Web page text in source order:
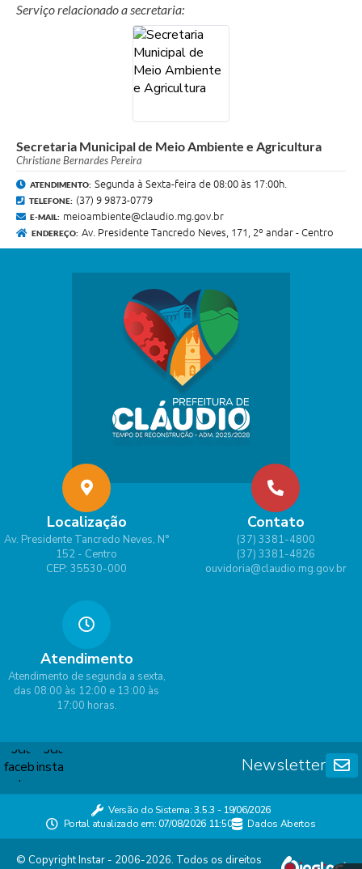
Serviço relacionado a secretaria:
Secretaria Municipal de Meio Ambiente e Agricultura
Christiane Bernardes Pereira
ATENDIMENTO: Segunda à Sexta-feira de 08:00 às 17:00h.
TELEFONE: (37) 9 9873-0779
E-MAIL: meioambiente@claudio.mg.gov.br
ENDEREÇO: Av. Presidente Tancredo Neves, 171, 2º andar - Centro
Localização
Av. Presidente Tancredo Neves, N°
152 - Centro
CEP: 35530-000
Contato
(37) 3381-4800
(37) 3381-4826
ouvidoria@claudio.mg.gov.br
Atendimento
Atendimento de segunda a sexta,
das 08:00 às 12:00 e 13:00 às
17:00 horas.
Newsletter
Versão do Sistema:3.5.3 - 19/06/2026
Portal atualizado em:07/08/2026 11:50 Dados Abertos
© Copyright Instar - 2006-2026. Todos os direitos